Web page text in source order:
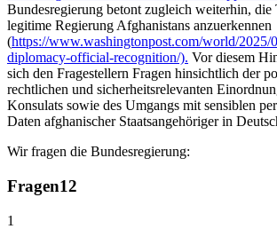
Bundesregierung betont zugleich weiterhin, die
legitime Regierung Afghanistans anzuerkennen
(https://www.washingtonpost.com/world/2025/
diplomacy-official-recognition/). Vor diesem
sich den Fragestellern Fragen hinsichtlich der
rechtlichen und sicherheitsrelevanten
Konsulats sowie des Umgangs mit sensiblen
Daten afghanischer Staatsangehöriger in
Wir fragen die Bundesregierung:
Fragen12
1